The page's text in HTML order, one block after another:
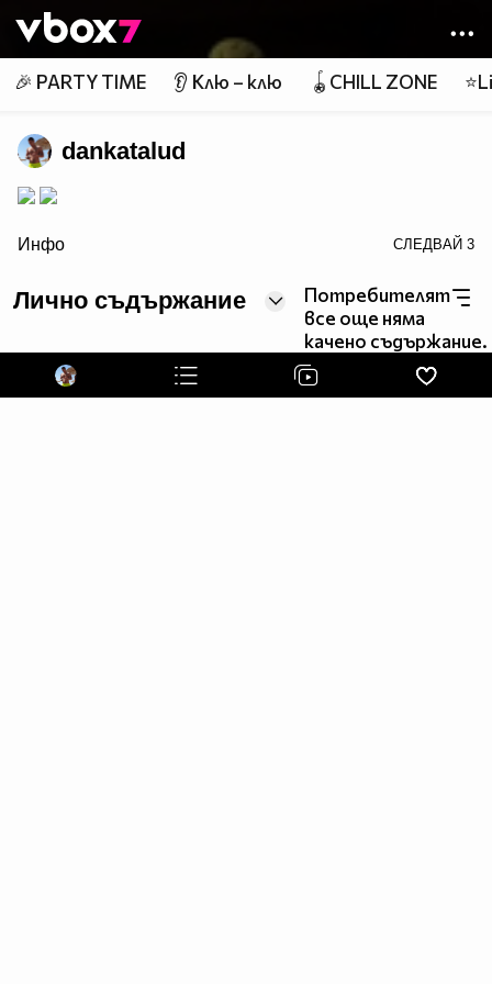
👾
🎉 PARTY TIME 👂 Клю – клю 🪀CHILL ZONE
dankatalud
Инфо СЛЕДВАЙ 3
Лично съдържание
Потребителят
все още няма
качено съдържание.